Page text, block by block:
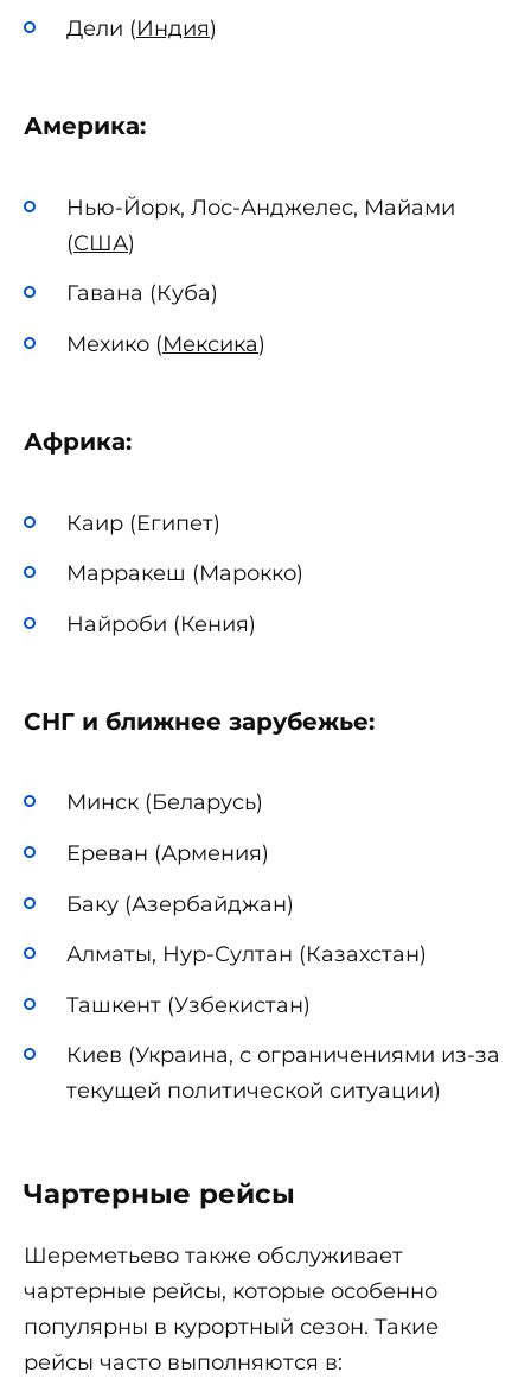
Дели (Индия)
Америка:
Нью-Йорк, Лос-Анджелес, Майами
(США)
Гавана (Куба)
Мехико (Мексика)
Африка:
Каир (Египет)
Марракеш (Марокко)
Найроби (Кения)
СНГ и ближнее зарубежье:
Минск (Беларусь)
Ереван (Армения)
Баку (Азербайджан)
Алматы, Нур-Султан (Казахстан)
Ташкент (Узбекистан)
Киев (Украина, с ограничениями из-за
текущей политической ситуации)
Чартерные рейсы
Шереметьево также обслуживает
чартерные рейсы, которые особенно
популярны в курортный сезон. Такие
рейсы часто выполняются в: